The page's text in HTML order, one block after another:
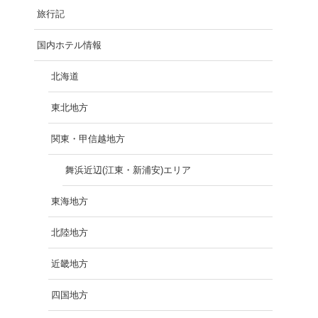
旅行記
国内ホテル情報
北海道
東北地方
関東・甲信越地方
舞浜近辺(江東・新浦安)エリア
東海地方
北陸地方
近畿地方
四国地方